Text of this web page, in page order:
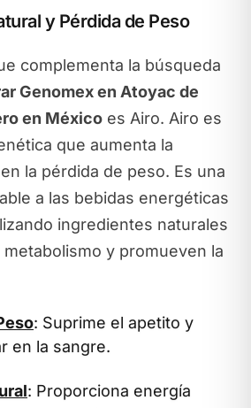
y Pérdida de Peso
complementa la búsqueda
Genomex en Atoyac de
en Méxicoes Airo. Airo es
que aumenta la
la pérdida de peso. Es una
a las bebidas energéticas
ingredientes naturales
y promueven la
: Suprime el apetito y
en la sangre.
: Proporciona energía